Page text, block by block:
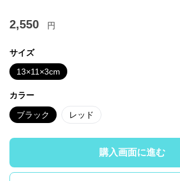
2,550 円
サイズ
13×11×3cm
カラー
ブラック レッド
購入画面に進む